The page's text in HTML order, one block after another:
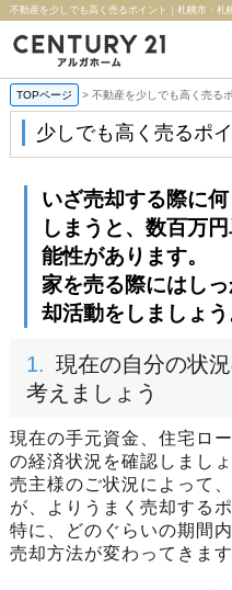
不動産を少しでも高く売るポイント｜札幌市・
TOPページ > 不動産を少しでも高く売る